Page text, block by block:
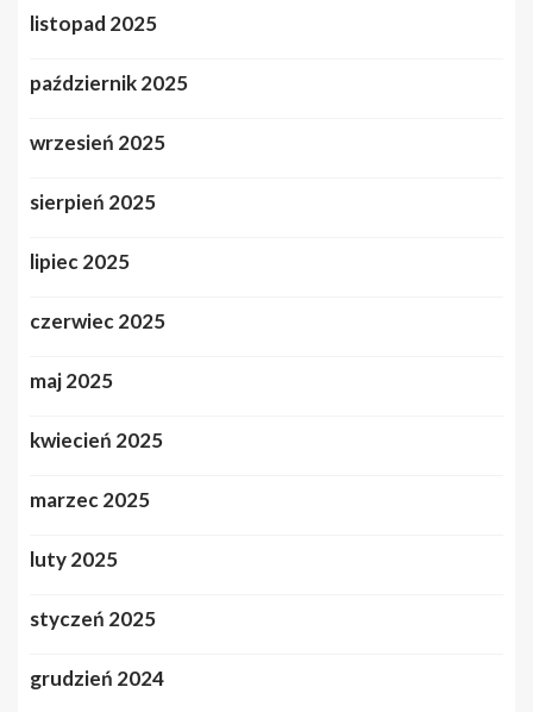
listopad 2025
październik 2025
wrzesień 2025
sierpień 2025
lipiec 2025
czerwiec 2025
maj 2025
kwiecień 2025
marzec 2025
luty 2025
styczeń 2025
grudzień 2024